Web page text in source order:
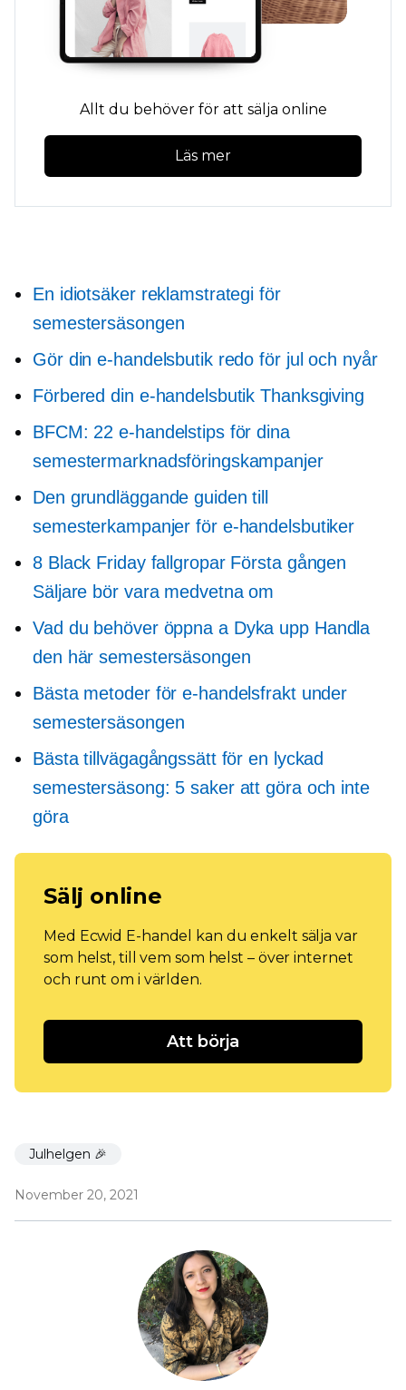
Allt du behöver för att sälja online
Läs mer
En idiotsäker reklamstrategi för
semestersäsongen
Gör din e-handelsbutik redo för jul och nyår
Förbered din e-handelsbutik Thanksgiving
BFCM: 22 e-handelstips för dina
semestermarknadsföringskampanjer
Den grundläggande guiden till
semesterkampanjer för e-handelsbutiker
8 Black Friday fallgropar Första gången
Säljare bör vara medvetna om
Vad du behöver öppna a Dyka uppHandla
den här semestersäsongen
Bästa metoder för e-handelsfrakt under
semestersäsongen
Bästa tillvägagångssätt för en lyckad
semestersäsong: 5 saker att göra och inte
göra
Sälj online
Med Ecwid E-handel kan du enkelt sälja var
som helst, till vem som helst – över internet
och runt om i världen.
Att börja
Julhelgen 🎉
November 20, 2021